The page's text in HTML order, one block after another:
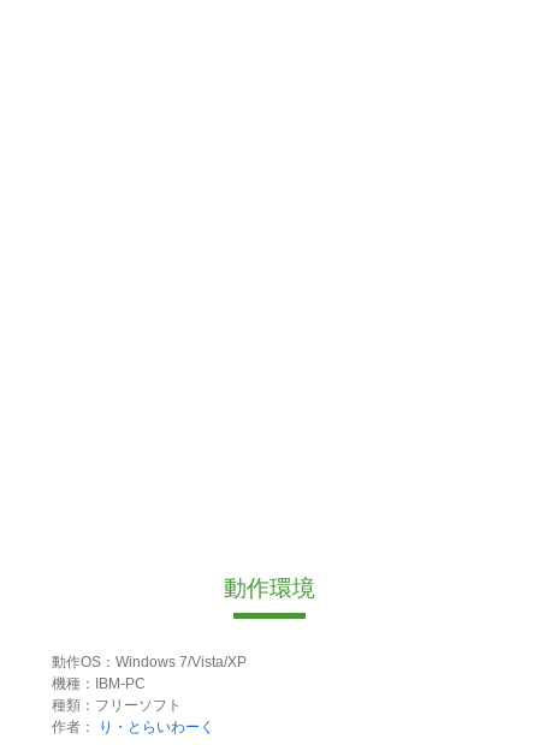
動作環境
動作OS：Windows 7/Vista/XP
機種：IBM-PC
種類：フリーソフト
作者：
り・とらいわーく